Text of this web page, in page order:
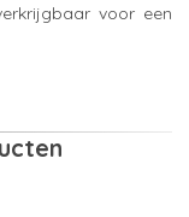
voor een